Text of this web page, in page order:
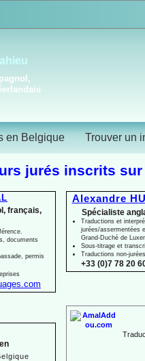
en Belgique Trouver un
jurés inscrits
Alexandre
Spécialiste
Traductions et
jurées/assermentées
Grand-Duché de
Sous-titrage et
Traductions non-
+33 (0)7 78 20
français,
documents
permis